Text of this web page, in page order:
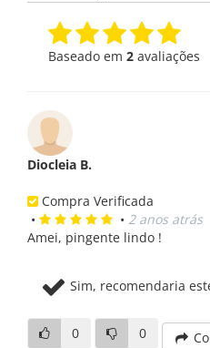
Baseado em 2 avaliações
Diocleia B.
Compra Verificada
•
• 2 anos atrás
Amei, pingente lindo !
Sim, recomendaria
0 0